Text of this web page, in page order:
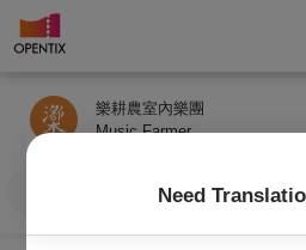
Need
樂耕農室內樂團
Music Farmer
訂閱